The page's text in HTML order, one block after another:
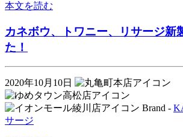
本文を読む
カネボウ、トワニー、リサージ新
た！
2020年10月10日
Brand -
サージ